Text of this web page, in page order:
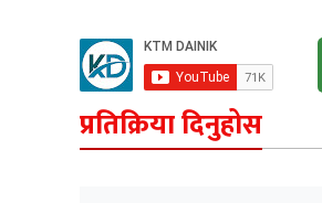
प्रतिक्रिया दिनुहोस